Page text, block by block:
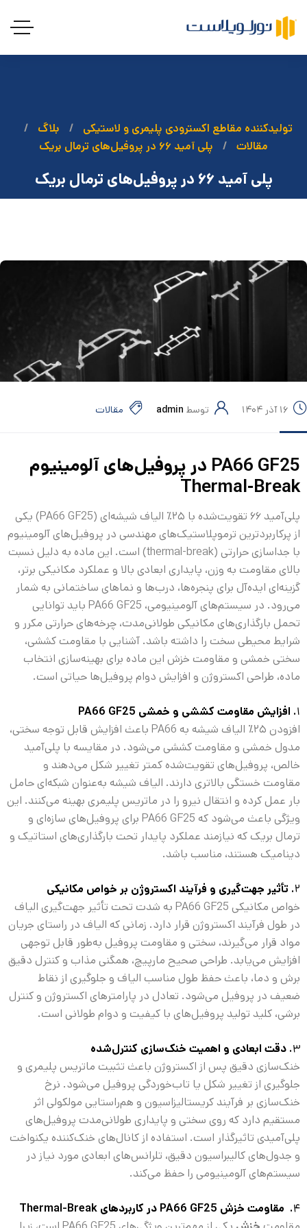
تولیدکننده مقاطع اکسترودی پلیمری و لاستیکی
بلاگ
مقالات
پلی آمید ۶۶ در پروفیل‌های ترمال بریک
پلی آمید ۶۶ در پروفیل‌های ترمال بریک
۱۶ آذر ۱۴۰۴ توسط admin مقالات
PA66 GF25 در پروفیل‌های آلومینیوم
Thermal-Break
پلی‌آمید ۶۶ تقویت‌شده با ۲۵٪ الیاف شیشه‌ای (PA66 GF25) یکی
از پرکاربردترین ترموپلاستیک‌های مهندسی در پروفیل‌های آلومینیوم
با جداسازی حرارتی (thermal-break) است. این ماده به دلیل نسبت
بالای مقاومت به وزن، پایداری ابعادی بالا و عملکرد مکانیکی برتر،
گزینه‌ای ایده‌آل برای پنجره‌ها، درب‌ها و نماهای ساختمانی به شمار
می‌رود. در سیستم‌های آلومینیومی، PA66 GF25 باید توانایی
تحمل بارگذاری‌های مکانیکی طولانی‌مدت، چرخه‌های حرارتی مکرر و
شرایط محیطی سخت را داشته باشد. آشنایی با مقاومت کششی،
سختی خمشی و مقاومت خزش این ماده برای بهینه‌سازی انتخاب
ماده، طراحی اکستروژن و افزایش دوام پروفیل‌ها حیاتی است.
۱. افزایش مقاومت کششی و خمشی
افزودن ۲۵٪ الیاف شیشه به PA66 باعث افزایش قابل توجه سختی،
مدول خمشی و مقاومت کششی می‌شود. در مقایسه با پلی‌آمید
خالص، پروفیل‌های تقویت‌شده کمتر تغییر شکل می‌دهند و
مقاومت خستگی بالاتری دارند. الیاف شیشه به‌عنوان شبکه‌ای حامل
بار عمل کرده و انتقال نیرو را در ماتریس پلیمری بهینه می‌کنند. این
ویژگی باعث می‌شود که PA66 GF25 برای پروفیل‌های سازه‌ای و
ترمال بریک که نیازمند عملکرد پایدار تحت بارگذاری‌های استاتیک و
دینامیک هستند، مناسب باشد.
۲. تأثیر جهت‌گیری و فرآیند اکستروژن بر خواص مکانیکی
خواص مکانیکی PA66 GF25 به شدت تحت تأثیر جهت‌گیری الیاف
در طول فرآیند اکستروژن قرار دارد. زمانی که الیاف در راستای جریان
مواد قرار می‌گیرند، سختی و مقاومت پروفیل به‌طور قابل توجهی
افزایش می‌یابد. طراحی صحیح مارپیچ، همگنی مذاب و کنترل دقیق
برش و دما، باعث حفظ طول مناسب الیاف و جلوگیری از نقاط
ضعیف در پروفیل می‌شود. تعادل در پارامترهای اکستروژن و کنترل
برشی، کلید تولید پروفیل‌های با کیفیت و دوام طولانی است.
۳. دقت ابعادی و اهمیت خنک‌سازی کنترل‌شده
خنک‌سازی دقیق پس از اکستروژن باعث تثبیت ماتریس پلیمری و
جلوگیری از تغییر شکل یا تاب‌خوردگی پروفیل می‌شود. نرخ
خنک‌سازی بر فرآیند کریستالیزاسیون و هم‌راستایی مولکولی اثر
مستقیم دارد که روی سختی و پایداری طولانی‌مدت پروفیل‌های
پلی‌آمیدی تاثیرگذار است. استفاده از کانال‌های خنک‌کننده یکنواخت
و جدول‌های کالیبراسیون دقیق، تلرانس‌های ابعادی مورد نیاز در
سیستم‌های آلومینیومی را حفظ می‌کند.
۴. مقاومت خزش در کاربردهای